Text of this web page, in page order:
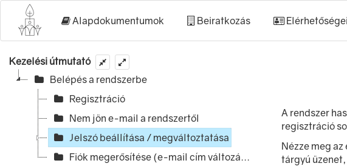
Alapdokumentumok Beiratkozás
Kezelési útmutató
Belépés a rendszerbe
Regisztráció
Nem jön e-mail a rendszertől
Jelszó beállítása / megváltoztatása
Fiók megerősítése (e-mail cím változá...
A rendszer
regisztráció
Nézze meg
tárgyú